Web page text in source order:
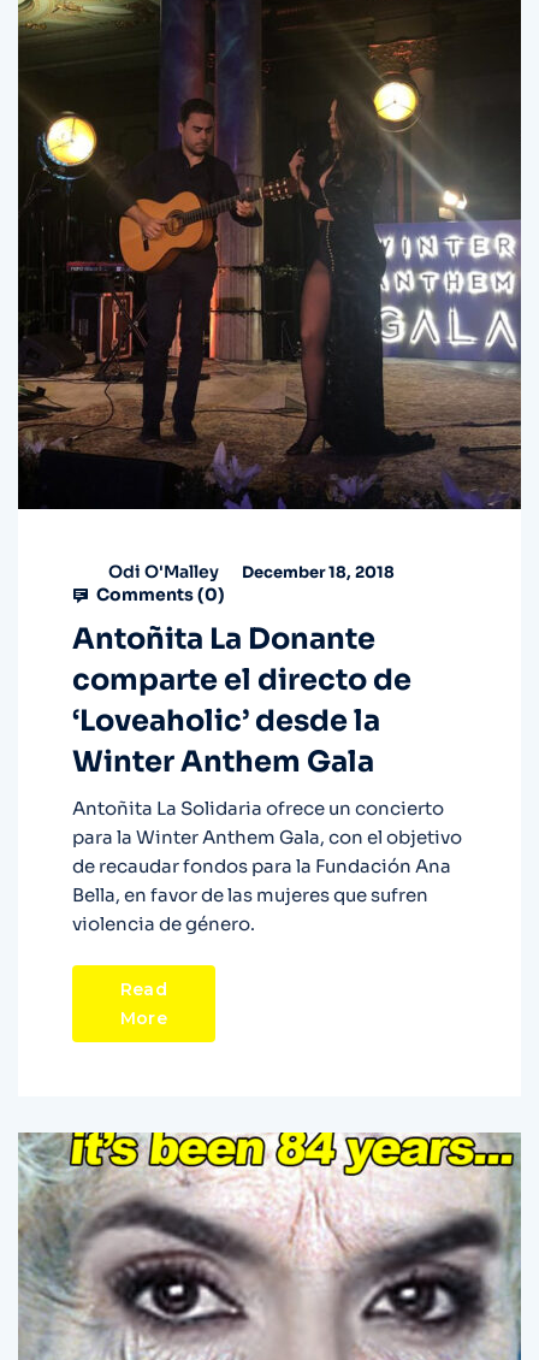
Odi O'Malley December 18, 2018
Comments (0)
Antoñita La Donante
comparte el directo de
‘Loveaholic’ desde la
Winter Anthem Gala
Antoñita La Solidaria ofrece un concierto
para la Winter Anthem Gala, con el objetivo
de recaudar fondos para la Fundación Ana
Bella, en favor de las mujeres que sufren
violencia de género.
Read
More